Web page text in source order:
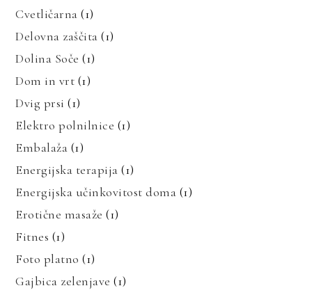
Cvetličarna (1)
Delovna zaščita (1)
Dolina Soče (1)
Dom in vrt (1)
Dvig prsi (1)
Elektro polnilnice (1)
Embalaža (1)
Energijska terapija (1)
Energijska učinkovitost doma (1)
Erotične masaže (1)
Fitnes (1)
Foto platno (1)
Gajbica zelenjave (1)